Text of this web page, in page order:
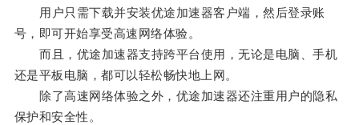
用户只需下载并安装优途加速器客户端，然后登录账
号，即可开始享受高速网络体验。
而且，优途加速器支持跨平台使用，无论是电脑、手机
还是平板电脑，都可以轻松畅快地上网。
除了高速网络体验之外，优途加速器还注重用户的隐私
保护和安全性。